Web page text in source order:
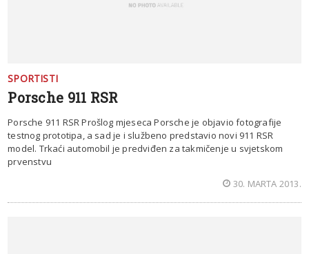
SPORTISTI
Porsche 911 RSR
Porsche 911 RSR Prošlog mjeseca Porsche je objavio fotografije
testnog prototipa, a sad je i službeno predstavio novi 911 RSR
model. Trkaći automobil je predviđen za takmičenje u svjetskom
prvenstvu
30. MARTA 2013.